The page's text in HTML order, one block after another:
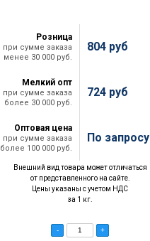
Розница
при сумме заказа
менее 30 000 руб.
804 руб
Мелкий опт
при сумме заказа
более 30 000 руб.
724 руб
Оптовая цена
при сумме заказа
более 100 000 руб.
По запросу
Внешний вид товара может отличаться
от представленного на сайте.
Цены указаны с учетом НДС
за 1 кг.